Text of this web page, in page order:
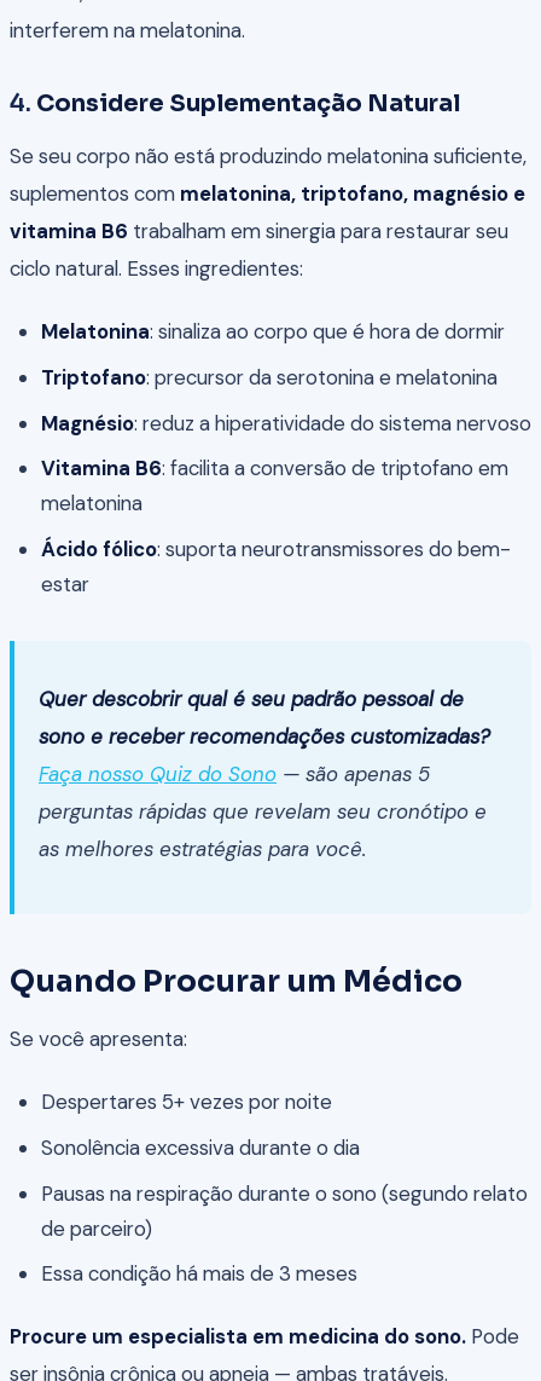
interferem na melatonina.
4. Considere Suplementação Natural
Se seu corpo não está produzindo melatonina suficiente,
suplementos com melatonina, triptofano, magnésio e
vitamina B6 trabalham em sinergia para restaurar seu
ciclo natural. Esses ingredientes:
Melatonina: sinaliza ao corpo que é hora de dormir
Triptofano: precursor da serotonina e melatonina
Magnésio: reduz a hiperatividade do sistema nervoso
Vitamina B6: facilita a conversão de triptofano em
melatonina
Ácido fólico: suporta neurotransmissores do bem-
estar
Quer descobrir qual é seu padrão pessoal de
sono e receber recomendações customizadas?
Faça nosso Quiz do Sono — são apenas 5
perguntas rápidas que revelam seu cronótipo e
as melhores estratégias para você.
Quando Procurar um Médico
Se você apresenta:
Despertares 5+ vezes por noite
Sonolência excessiva durante o dia
Pausas na respiração durante o sono (segundo relato
de parceiro)
Essa condição há mais de 3 meses
Procure um especialista em medicina do sono. Pode
ser insônia crônica ou apneia — ambas tratáveis.